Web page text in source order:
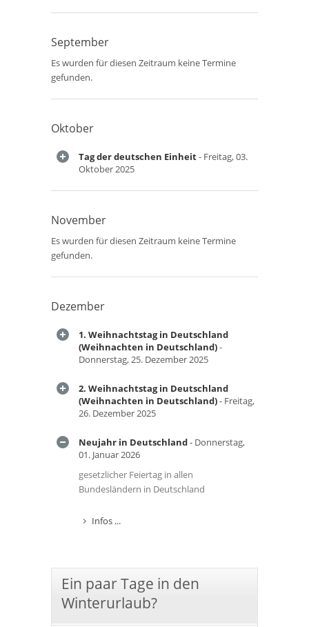
September
Es wurden für diesen Zeitraum keine Termine
gefunden.
Oktober
Tag der deutschen Einheit- Freitag, 03.
Oktober 2025
November
Es wurden für diesen Zeitraum keine Termine
gefunden.
Dezember
1. Weihnachtstag in Deutschland
(Weihnachten in Deutschland)-
Donnerstag, 25. Dezember 2025
2. Weihnachtstag in Deutschland
(Weihnachten in Deutschland)- Freitag,
26. Dezember 2025
Neujahr in Deutschland- Donnerstag,
01. Januar 2026
gesetzlicher Feiertag in allen
Bundesländern in Deutschland
Infos ...
Ein paar Tage in den
Winterurlaub?